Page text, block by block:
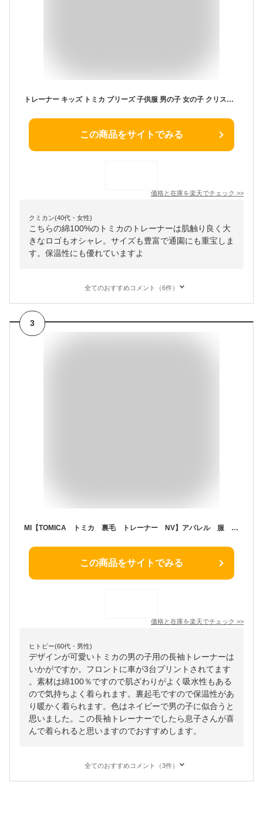
トレーナー キッズ トミカ ブリーズ 子供服 男の子 女の子 クリスマス 綿100% 秋 冬 グッズ breeze ジュニア 子供 130cm 120 110 100 90 80 スウェット 子ども おしゃれ かわいい プレゼント キャラクター ベビー 白 黒 TOMICA ギフト
この商品をサイトでみる
価格と在庫を楽天でチェック >>
クミカン(40代・女性)
こちらの綿100%のトミカのトレーナーは肌触り良く大
きなロゴもオシャレ。サイズも豊富で通園にも重宝しま
す。保温性にも優れていますよ
全てのおすすめコメント（6件）
3
MI【TOMICA トミカ 裏毛 トレーナー NV】アパレル 服 子ども キャラクター グッズ キャンピングカー ボーイズ 男児 男の子 幼児 キッズ 100cm 120cm 子ども服 ダディオダディ のりもの 車 ミニカー CAR 車柄 車輌 DADDY OH DADDY
この商品をサイトでみる
価格と在庫を楽天でチェック >>
ヒトピー(60代・男性)
デザインが可愛いトミカの男の子用の長袖トレーナーは
いかがですか。フロントに車が3台プリントされてます
。素材は綿100％ですので肌ざわりがよく吸水性もある
ので気持ちよく着られます。裏起毛ですので保温性があ
り暖かく着られます。色はネイビーで男の子に似合うと
思いました。この長袖トレーナーでしたら息子さんが喜
んで着られると思いますのでおすすめします。
全てのおすすめコメント（3件）